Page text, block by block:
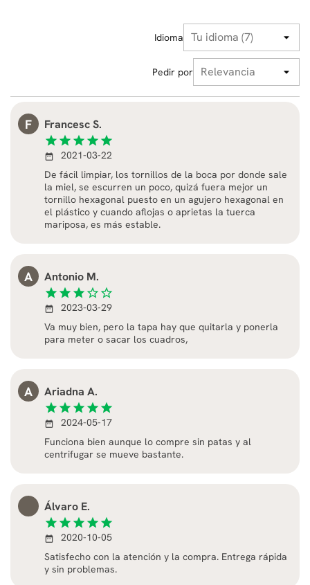
Idioma
Pedir por
F Francesc S.
star star star star star
date_range
2021-03-22
De fácil limpiar, los tornillos de la boca por donde sale
la miel, se escurren un poco, quizá fuera mejor un
tornillo hexagonal puesto en un agujero hexagonal en
el plástico y cuando aflojas o aprietas la tuerca
mariposa, es más estable.
A Antonio M.
star star star star_border star_border
date_range
2023-03-29
Va muy bien, pero la tapa hay que quitarla y ponerla
para meter o sacar los cuadros,
A Ariadna A.
star star star star star
date_range
2024-05-17
Funciona bien aunque lo compre sin patas y al
centrifugar se mueve bastante.
Álvaro E.
star star star star star
date_range
2020-10-05
Satisfecho con la atención y la compra. Entrega rápida
y sin problemas.